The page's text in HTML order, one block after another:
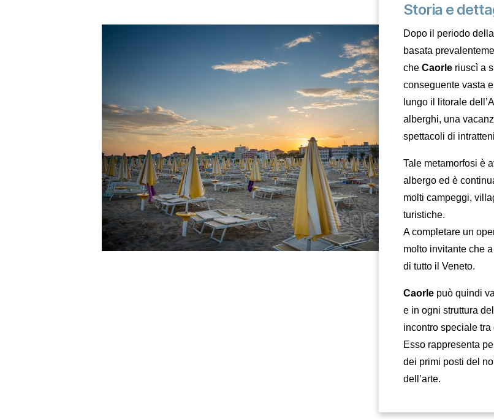
Storia e
Dopo il periodo
basata
che Caorleriuscì a
conseguente vasta
lungo il litorale
alberghi, una
spettacoli di
Tale metamorfosi è
albergo ed è
molti campeggi,
turistiche.
A completare un
molto invitante che
di tutto il Veneto.
Caorlepuò quindi
e in ogni struttura
incontro speciale
Esso rappresenta
dei primi posti del
dell’arte.